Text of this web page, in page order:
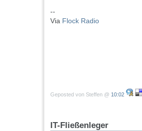
--
Via Flock Radio
Geposted von Steffen @ 10:02
IT-Fließenleger